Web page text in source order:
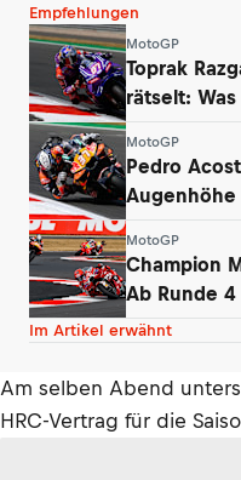
Empfehlungen
MotoGP
Toprak
rätselt:
MotoGP
Pedro
Augenhöhe
MotoGP
Champion
Ab Runde
überleben
Im Artikel erwähnt
Am selben Abend
HRC-Vertrag für die